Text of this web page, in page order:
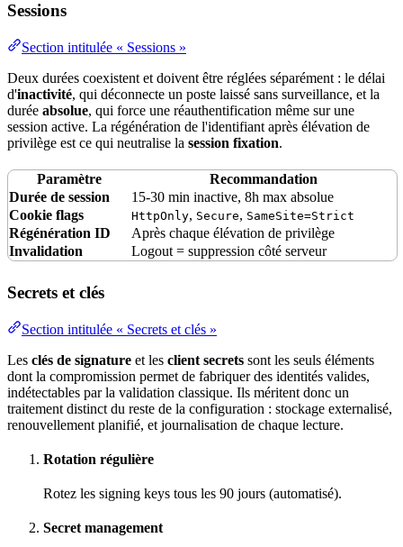
Sessions
Section intitulée « Sessions »
Deux durées coexistent et doivent être réglées séparément : le délai
d'inactivité, qui déconnecte un poste laissé sans surveillance, et la
durée absolue, qui force une réauthentification même sur une
session active. La régénération de l'identifiant après élévation de
privilège est ce qui neutralise la session fixation.
Paramètre
Recommandation
Durée de session
15-30 min inactive, 8h max absolue
Cookie flags
HttpOnly, Secure, SameSite=Strict
Régénération ID
Après chaque élévation de privilège
Invalidation
Logout = suppression côté serveur
Secrets et clés
Section intitulée « Secrets et clés »
Les clés de signature et les client secrets sont les seuls éléments
dont la compromission permet de fabriquer des identités valides,
indétectables par la validation classique. Ils méritent donc un
traitement distinct du reste de la configuration : stockage externalisé,
renouvellement planifié, et journalisation de chaque lecture.
Rotation régulière
Rotez les signing keys tous les 90 jours (automatisé).
Secret management